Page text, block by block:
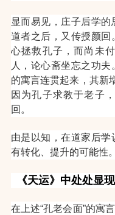
显而易见，庄子后学
道者之后，又传授颜
心拯救孔子，而尚未
人，论心斋坐忘之功
的寓言连贯起来，其新
因为孔子求教于老子
回。
由是以知，在道家后
有转化、提升的可能性。
《天运》中处处显
在上述“孔老会面”的寓